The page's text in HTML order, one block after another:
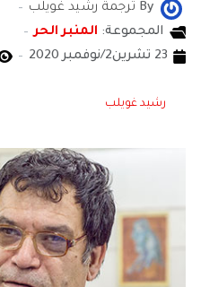
By ترجمة رشيد غويلب
المجموعة: المنبر الحر
23 تشرين2/نوفمبر 2020
رشيد غويلب